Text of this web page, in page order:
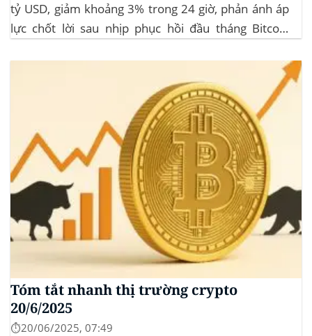
tỷ USD, giảm khoảng 3% trong 24 giờ, phản ánh áp
lực chốt lời sau nhịp phục hồi đầu tháng‍ Bitcoin
Tóm tắt nhanh thị trường crypto
20/6/2025
⏱️20/06/2025, 07:49